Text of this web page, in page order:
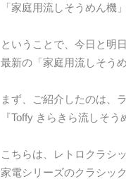
「家庭用流しそうめん機
ということで、今日と明
最新の「家庭用流しそう
まず、ご紹介したのは、
『Toffy きらきら流しそう
こちらは、レトロクラシ
家電シリーズのクラシッ